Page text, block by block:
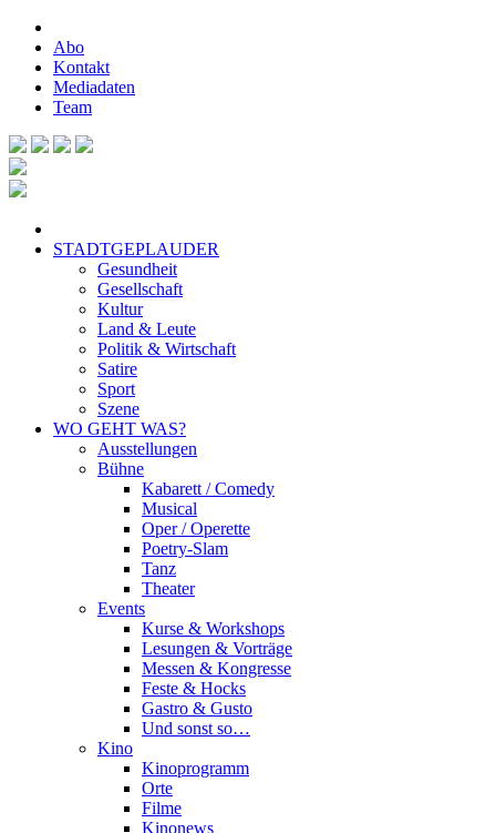
Abo
Kontakt
Mediadaten
Team
STADTGEPLAUDER
Gesundheit
Gesellschaft
Kultur
Land & Leute
Politik & Wirtschaft
Satire
Sport
Szene
WO GEHT WAS?
Ausstellungen
Bühne
Kabarett / Comedy
Musical
Oper / Operette
Poetry-Slam
Tanz
Theater
Events
Kurse & Workshops
Lesungen & Vorträge
Messen & Kongresse
Feste & Hocks
Gastro & Gusto
Und sonst so…
Kino
Kinoprogramm
Orte
Filme
Kinonews